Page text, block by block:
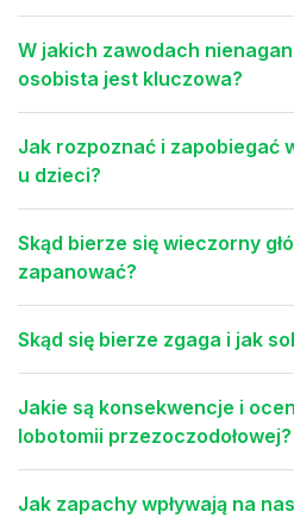
W jakich zawodach
osobista jest kluczowa?
Jak rozpoznać i zapobiegać
u dzieci?
Skąd bierze się wieczorny
zapanować?
Skąd się bierze zgaga i jak
Jakie są konsekwencje i
lobotomii przezoczodołowej?
Jak zapachy wpływają na